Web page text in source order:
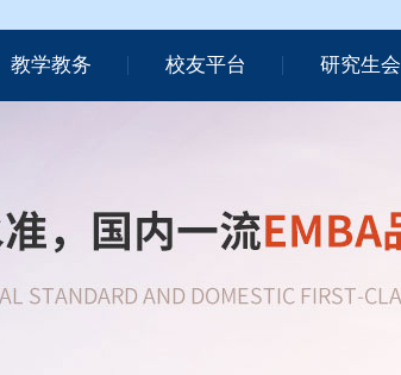
教学教务 校友平台 研究生会